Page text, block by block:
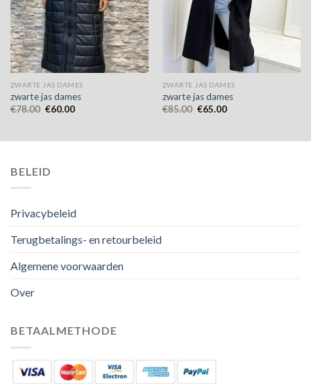
ZWARTE JAS DAMES
zwarte jas dames
€78.00 €60.00
ZWARTE JAS DAMES
zwarte jas dames
€85.00 €65.00
BELEID
Privacybeleid
Terugbetalings- en retourbeleid
Algemene voorwaarden
Over
BETAALMETHODE